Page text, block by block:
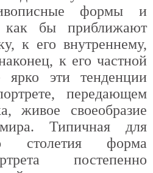
формы и
бы приближают
к его внутреннему,
к его частной
ярко эти тенденции
передающем
живое своеобразие
Типичная для
столетия форма
постепенно